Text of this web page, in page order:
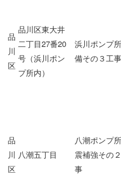
品
川
区
品川区東大井
二丁目27番20
号（浜川ポン
プ所内）
浜川ポンプ
備その３工事
品
川
区
八潮五丁目
八潮ポンプ
震補強その
事